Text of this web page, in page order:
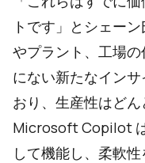
トです」とシェー
やプラント、工場
にない新たなイン
おり、生産性はどん
Microsoft Copilot
して機能し、柔軟